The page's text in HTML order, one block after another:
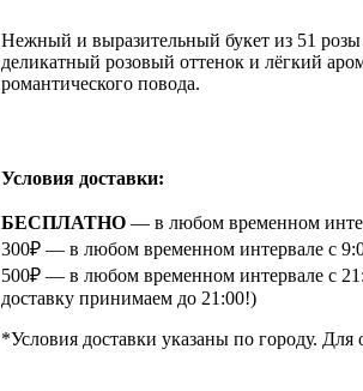
Нежный и выразительный букет из 51
деликатный розовый оттенок и лёгкий
романтического повода.
Условия доставки:
БЕСПЛАТНО — в любом временном
300₽ — в любом временном интервале с
500₽ — в любом временном интервале с
доставку принимаем до 21:00!)
*Условия доставки указаны по городу.